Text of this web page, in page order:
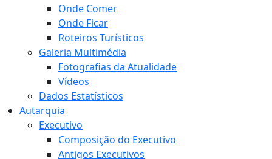
Onde Comer
Onde Ficar
Roteiros Turísticos
Galeria Multimédia
Fotografias da Atualidade
Vídeos
Dados Estatísticos
Autarquia
Executivo
Composição do Executivo
Antigos Executivos